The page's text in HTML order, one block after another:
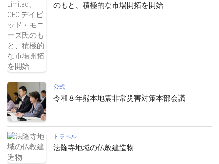
のもと、積極的な市場開拓を開始
公式
令和８年熊本地震非常災害対策本部会議
トラベル
法隆寺地域の仏教建造物